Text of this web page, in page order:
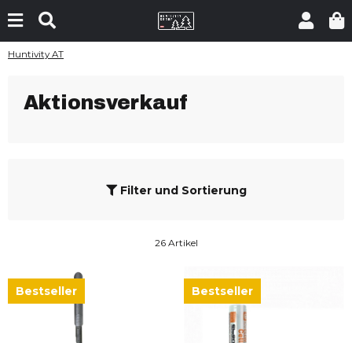
Huntivity AT
Aktionsverkauf
Filter und Sortierung
26 Artikel
Bestseller Bestseller